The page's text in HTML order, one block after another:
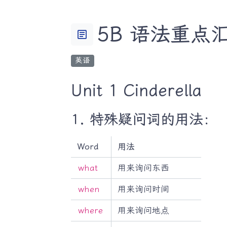
article 5B 语法重点
英语
Unit 1 Cinderella
1. 特殊疑问词的用法：
Word 用法
what 用来询问东西
when 用来询问时间
where 用来询问地点